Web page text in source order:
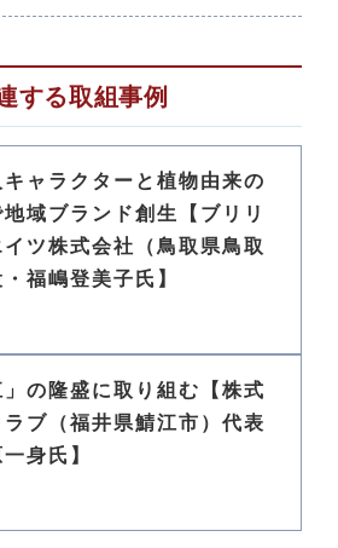
する取組事例
ャラクターと植物由来の
域ブランド創生【ブリリ
ツ株式会社（鳥取県鳥取
福嶋登美子氏】
の隆盛に取り組む【株式
ブ（福井県鯖江市）代表
身氏】